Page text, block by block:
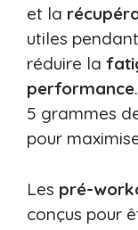
et la
utiles
réduire la
performance
5 grammes
pour
Les pré-
conçus pour